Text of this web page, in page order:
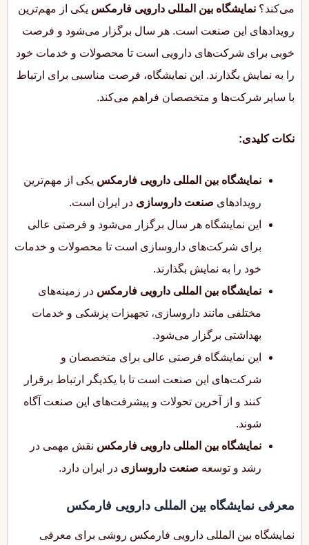
می‌کند؟ نمایشگاه بین المللی دارویی فارمکس یکی از مهم‌ترین
رویدادهای این صنعت است. هر سال برگزار می‌شود و فرصت
خوبی برای شرکت‌های دارویی است تا محصولات و خدمات خود
را به نمایش بگذارند. این نمایشگاه، فرصت مناسبی برای ارتباط
با سایر شرکت‌ها و متخصصان فراهم می‌کند.
نکات کلیدی:
نمایشگاه بین المللی دارویی فارمکس یکی از مهم‌ترین
رویدادهای صنعت داروسازی در ایران است.
این نمایشگاه هر سال برگزار می‌شود و فرصتی عالی
برای شرکت‌های داروسازی است تا محصولات و خدمات
خود را به نمایش بگذارند.
نمایشگاه بین المللی دارویی فارمکس در زمینه‌های
مختلفی مانند داروسازی، تجهیزات پزشکی و خدمات
بهداشتی برگزار می‌شود.
این نمایشگاه فرصتی عالی برای متخصصان و
شرکت‌های این صنعت است تا با یکدیگر ارتباط برقرار
کنند و از آخرین تحولات و پیشرفت‌های این صنعت آگاه
شوند.
نمایشگاه بین المللی دارویی فارمکس نقش مهمی در
رشد و توسعه صنعت داروسازی در ایران دارد.
معرفی نمایشگاه بین المللی دارویی فارمکس
نمایشگاه بین المللی دارویی فارمکس روشی برای معرفی